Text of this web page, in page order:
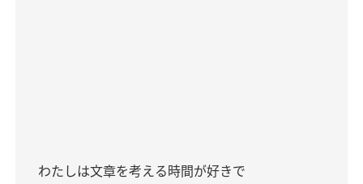
わたしは文章を考える時間が好きで